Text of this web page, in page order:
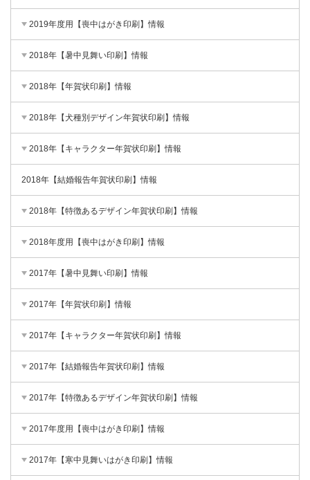
2019年度用【喪中はがき印刷】情報
2018年【暑中見舞い印刷】情報
2018年【年賀状印刷】情報
2018年【犬種別デザイン年賀状印刷】情報
2018年【キャラクター年賀状印刷】情報
2018年【結婚報告年賀状印刷】情報
2018年【特徴あるデザイン年賀状印刷】情報
2018年度用【喪中はがき印刷】情報
2017年【暑中見舞い印刷】情報
2017年【年賀状印刷】情報
2017年【キャラクター年賀状印刷】情報
2017年【結婚報告年賀状印刷】情報
2017年【特徴あるデザイン年賀状印刷】情報
2017年度用【喪中はがき印刷】情報
2017年【寒中見舞いはがき印刷】情報